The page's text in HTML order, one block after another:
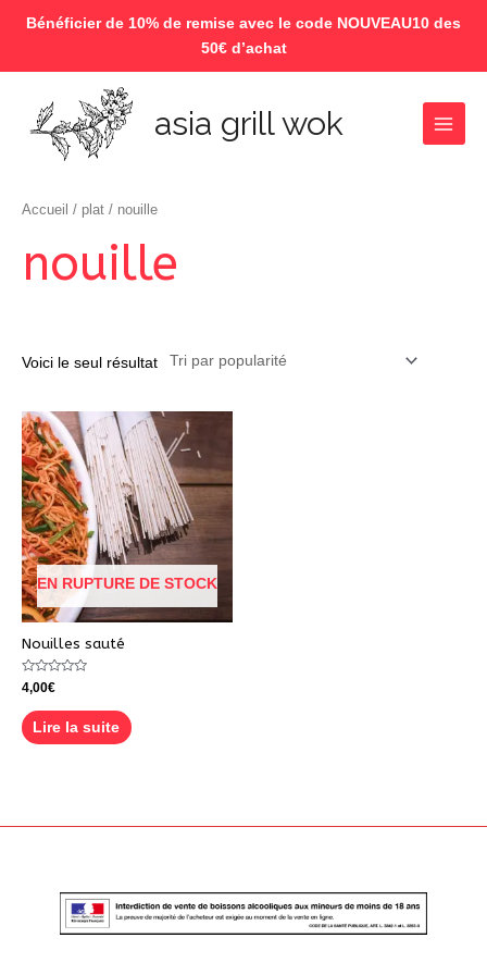
Bénéficier de 10% de remise avec le code NOUVEAU10 des
50€ d’achat
contenu
asia grill wok
Main
Accueil / plat / nouille
nouille
Voici le seul résultat
EN RUPTURE DE STOCK
Nouilles sauté
Note
0
sur
5
4,00€
Lire la suite